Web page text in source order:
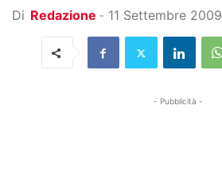
Di Redazione - 11 Settembre 2009
- Pubblicità -